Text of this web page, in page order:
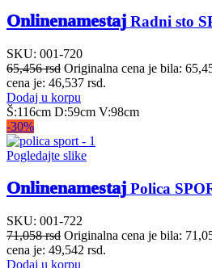
Onlinenamestaj Radni sto
SKU: 001-720
65,456rsd Originalna cena je bila:
cena je: 46,537 rsd.
Dodaj u korpu
Š:116cm D:59cm V:98cm
-30%
Pogledajte slike
Onlinenamestaj Polica
SKU: 001-722
71,058rsd Originalna cena je bila:
cena je: 49,542 rsd.
Dodaj u korpu